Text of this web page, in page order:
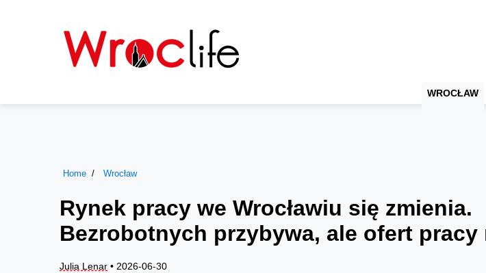
WROCŁAW
Home Wrocław
Rynek pracy we Wrocławiu się zmienia.
Bezrobotnych przybywa, ale ofert pracy
Julia Lenar • 2026-06-30